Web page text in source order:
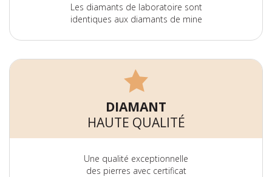
Les diamants de laboratoire sont
identiques aux diamants de mine
DIAMANT
HAUTE QUALITÉ
Une qualité exceptionnelle
des pierres avec certificat